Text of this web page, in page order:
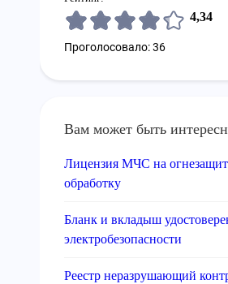
4,34
Проголосовало: 36
Вам может быть
Лицензия МЧС на
обработку
Бланк и вкладыш
электробезопасности
Реестр неразрушающий